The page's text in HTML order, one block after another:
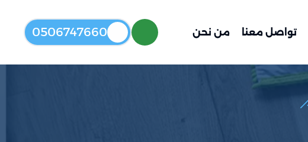
تواصل معنا من نحن 0506747660